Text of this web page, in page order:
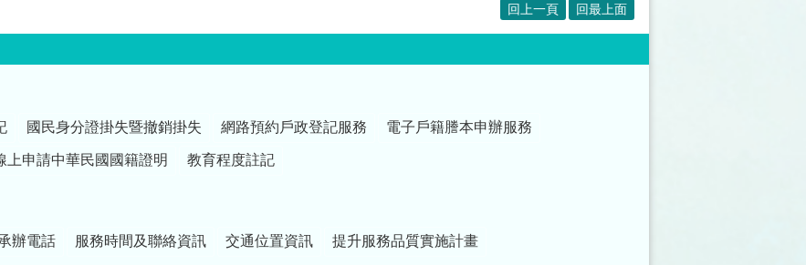
回上一頁 回最上面
國民身分證掛失暨撤銷掛失 網路預約戶政登記服務 電子戶籍謄本申辦服務
上申請中華民國國籍證明 教育程度註記
辦電話 服務時間及聯絡資訊 交通位置資訊 提升服務品質實施計畫